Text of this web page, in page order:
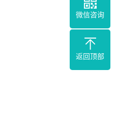
微信咨询
返回顶部